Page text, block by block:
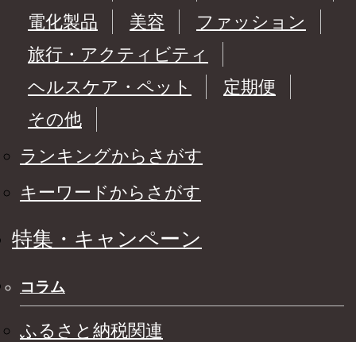
電化製品
美容
ファッション
旅行・アクティビティ
ヘルスケア・ペット
定期便
その他
ランキングからさがす
キーワードからさがす
特集・キャンペーン
コラム
ふるさと納税関連